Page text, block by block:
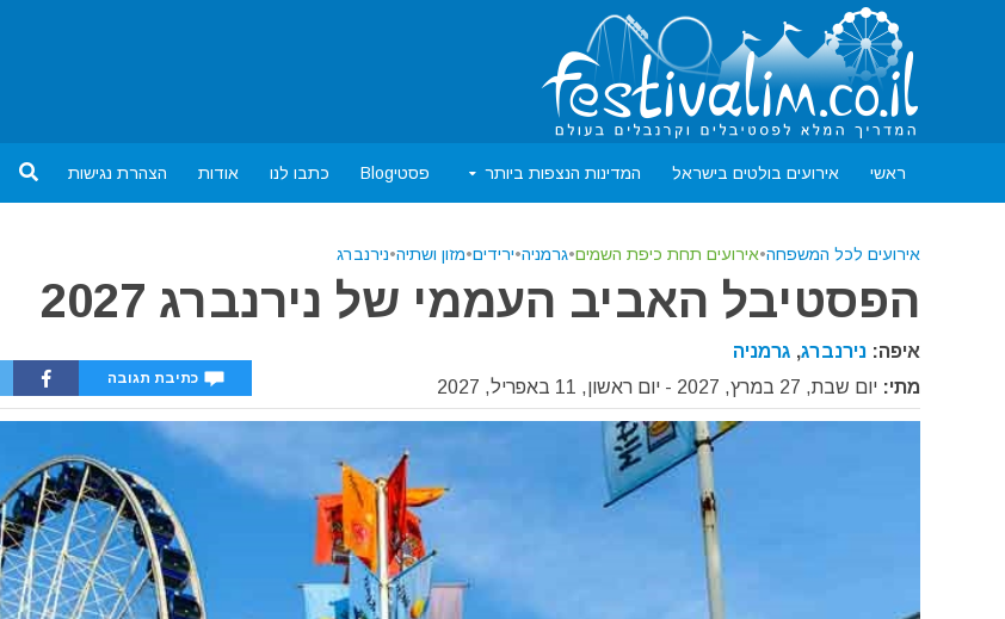
ראשי אירועים בולטים בישראל המדינות הנצפות ביותר פסטיBlog כתבו לנו אודות הצהרת נגישות
אירועים לכל המשפחה•אירועים תחת כיפת השמים•גרמניה•ירידים•מזון ושתיה•נירנברג
הפסטיבל האביב העממי של נירנברג 2027
איפה: נירנברג, גרמניה
מתי: יום שבת, 27 במרץ, 2027 - יום ראשון, 11 באפריל, 2027 כתיבת תגובה